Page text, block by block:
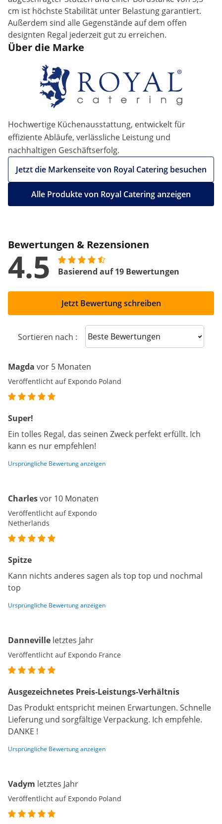
cm ist höchste Stabilität unter Belastung garantiert.
Außerdem sind alle Gegenstände auf dem offen
designten Regal jederzeit gut zu erreichen.
Über die Marke
Hochwertige Küchenausstattung, entwickelt für
effiziente Abläufe, verlässliche Leistung und
nachhaltigen Geschäftserfolg.
Jetzt die Markenseite von Royal Catering besuchen
Alle Produkte von Royal Catering anzeigen
Bewertungen & Rezensionen
4.5 Basierend auf 19 Bewertungen
Jetzt Bewertung schreiben
Sortieren nach : Sort reviews
Magda vor 5 Monaten
Veröffentlicht auf Expondo Poland
Super!
Ein tolles Regal, das seinen Zweck perfekt erfüllt. Ich
kann es nur empfehlen!
Ursprüngliche Bewertung anzeigen
Charlesvor 10 Monaten
Veröffentlicht auf Expondo
Netherlands
Spitze
Kann nichts anderes sagen als top top und nochmal
top
Ursprüngliche Bewertung anzeigen
Danneville letztes Jahr
Veröffentlicht auf Expondo France
Ausgezeichnetes Preis-Leistungs-Verhältnis
Das Produkt entspricht meinen Erwartungen. Schnelle
Lieferung und sorgfältige Verpackung. Ich empfehle.
DANKE !
Ursprüngliche Bewertung anzeigen
Vadym letztes Jahr
Veröffentlicht auf Expondo Poland